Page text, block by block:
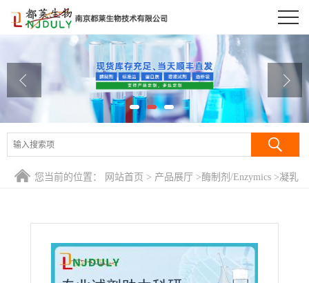
公司介绍
产品展厅
证书荣誉
您当前的位置： 网站首页 > 产品展厅 >酶制剂/Enzymics >凝乳